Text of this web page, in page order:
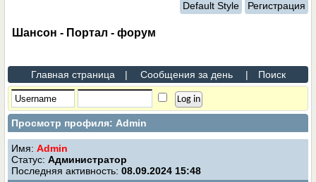
Default Style Регистрация
Шансон - Портал - форум
Главная страница | Сообщения за день | Поиск
Просмотр профиля: Admin
Имя:Admin
Статус:Администратор
Последняя активность: 08.09.2024 15:48